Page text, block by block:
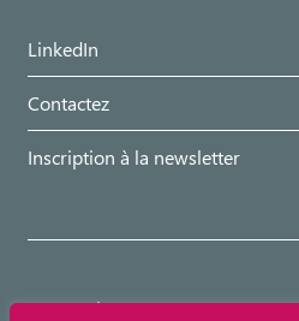
LinkedIn
Contactez
Inscription à la newsletter
© Emovis 2026